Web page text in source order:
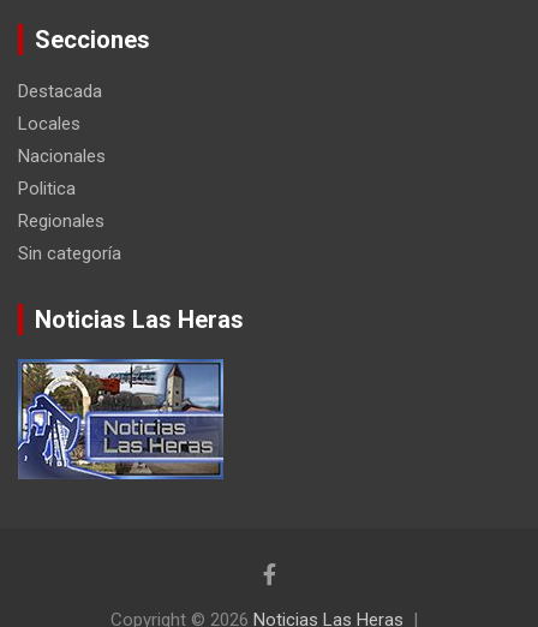
Secciones
Destacada
Locales
Nacionales
Politica
Regionales
Sin categoría
Noticias Las Heras
Copyright © 2026 Noticias Las Heras